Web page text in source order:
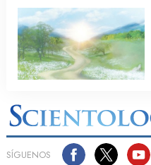
SÍGUENOS